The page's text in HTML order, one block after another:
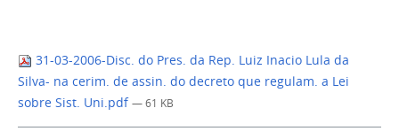
31-03-2006-Disc. do Pres. da Rep. Luiz Inacio Lula da
Silva- na cerim. de assin. do decreto que regulam. a Lei
sobre Sist. Uni.pdf — 61 KB